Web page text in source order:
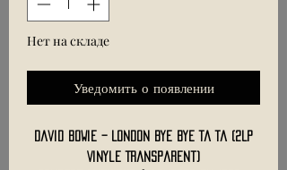
Нет на складе
Уведомить о появлении
David Bowie – London Bye Bye Ta Ta (2LP
Vinyle Transparent)